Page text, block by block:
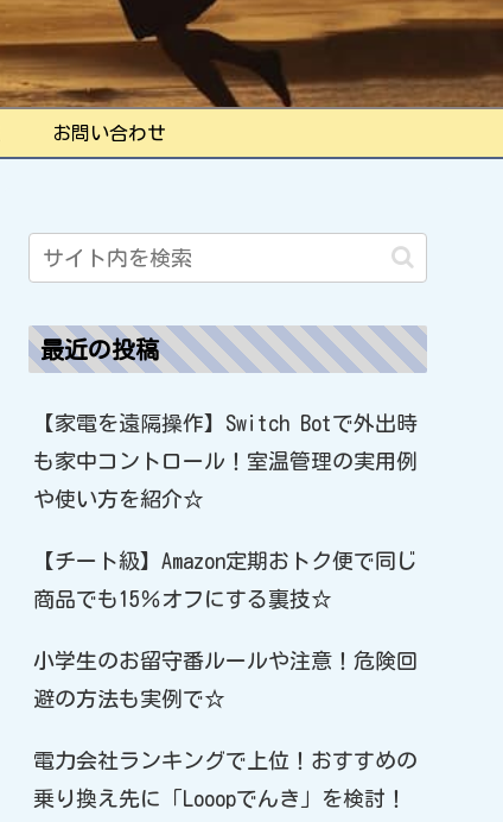
お問い合わせ
最近の投稿
【家電を遠隔操作】Switch Botで外出時
も家中コントロール！室温管理の実用例
や使い方を紹介☆
【チート級】Amazon定期おトク便で同じ
商品でも15％オフにする裏技☆
小学生のお留守番ルールや注意！危険回
避の方法も実例で☆
電力会社ランキングで上位！おすすめの
乗り換え先に「Looopでんき」を検討！